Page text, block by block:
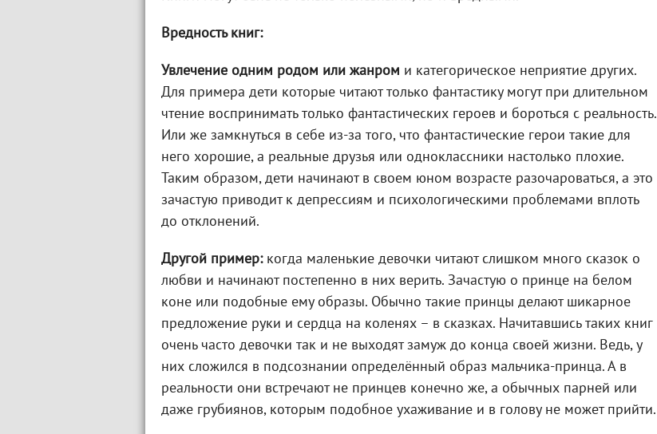
Вредность книг:
Увлечение одним родом или жанром и категорическое неприятие других.
Для примера дети которые читают только фантастику могут при длительном
чтение воспринимать только фантастических героев и бороться с реальность.
Или же замкнуться в себе из-за того, что фантастические герои такие для
него хорошие, а реальные друзья или одноклассники настолько плохие.
Таким образом, дети начинают в своем юном возрасте разочароваться, а это
зачастую приводит к депрессиям и психологическими проблемами вплоть
до отклонений.
Другой пример:когда маленькие девочки читают слишком много сказок о
любви и начинают постепенно в них верить. Зачастую о принце на белом
коне или подобные ему образы. Обычно такие принцы делают шикарное
предложение руки и сердца на коленях – в сказках. Начитавшись таких книг
очень часто девочки так и не выходят замуж до конца своей жизни. Ведь, у
них сложился в подсознании определённый образ мальчика-принца. А в
реальности они встречают не принцев конечно же, а обычных парней или
даже грубиянов, которым подобное ухаживание и в голову не может прийти.